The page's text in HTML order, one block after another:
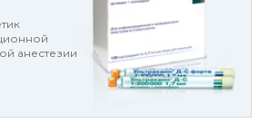
анестезии